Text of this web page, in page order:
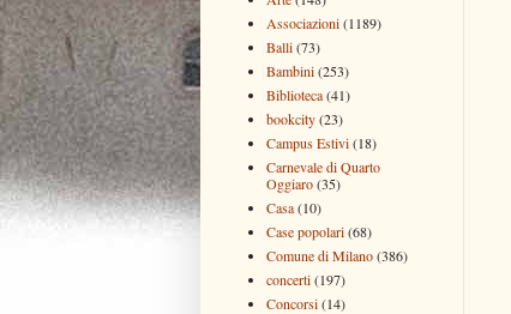
Associazioni(1189)
Balli(73)
Bambini(253)
Biblioteca(41)
bookcity(23)
Campus Estivi(18)
Carnevale di Quarto
Oggiaro(35)
Casa(10)
Case popolari(68)
Comune di Milano(386)
concerti(197)
Concorsi(14)